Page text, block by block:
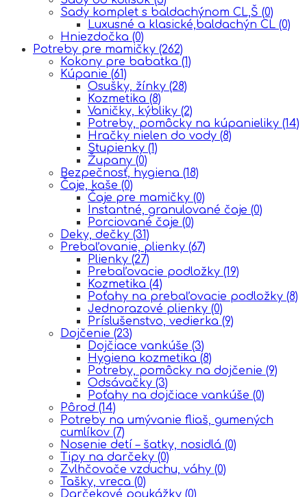
Sady komplet s baldachýnom CL,Š (0)
Luxusné a klasické,baldachýn CL (0)
Hniezdočka (0)
Potreby pre mamičky (262)
Kokony pre babatka (1)
Kúpanie (61)
Osušky, žínky (28)
Kozmetika (8)
Vaničky, kýbliky (2)
Potreby, pomôcky na kúpanieliky (14)
Hračky nielen do vody (8)
Stupienky (1)
Župany (0)
Bezpečnosť, hygiena (18)
Čaje, kaše (0)
Čaje pre mamičky (0)
Instantné, granulované čaje (0)
Porciované čaje (0)
Deky, dečky (31)
Prebaľovanie, plienky (67)
Plienky (27)
Prebaľovacie podložky (19)
Kozmetika (4)
Poťahy na prebaľovacie podložky (8)
Jednorazové plienky (0)
Príslušenstvo, vedierka (9)
Dojčenie (23)
Dojčiace vankúše (3)
Hygiena kozmetika (8)
Potreby, pomôcky na dojčenie (9)
Odsávačky (3)
Poťahy na dojčiace vankúše (0)
Pôrod (14)
Potreby na umývanie fliaš, gumených
cumlíkov (7)
Nosenie detí – šatky, nosidlá (0)
Tipy na darčeky (0)
Zvlhčovače vzduchu, váhy (0)
Tašky, vreca (0)
Darčekové poukážky (0)